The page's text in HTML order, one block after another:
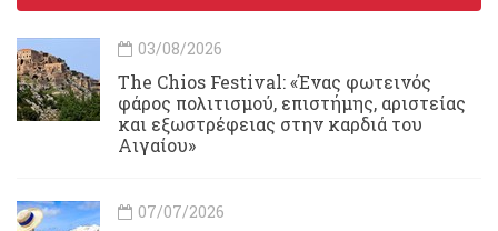
03/08/2026
Τhe Chios Festival: «Ένας φωτεινός
φάρος πολιτισμού, επιστήμης, αριστείας
και εξωστρέφειας στην καρδιά του
Αιγαίου»
07/07/2026